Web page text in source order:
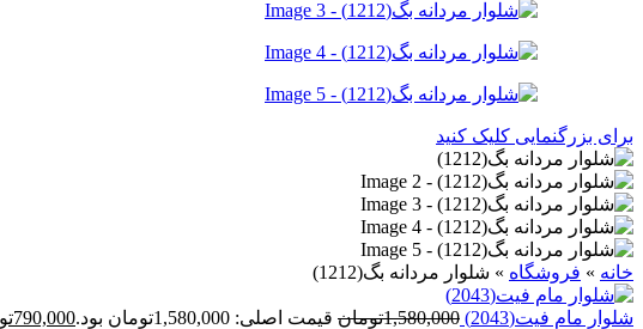
برای بزرگنمایی کلیک کنید
خانه » فروشگاه » شلوار مردانه بگ(1212)
شلوار مام فيت(2043) 1,580,000تومان قیمت اصلی: 1,580,000تومان بود. 790,000